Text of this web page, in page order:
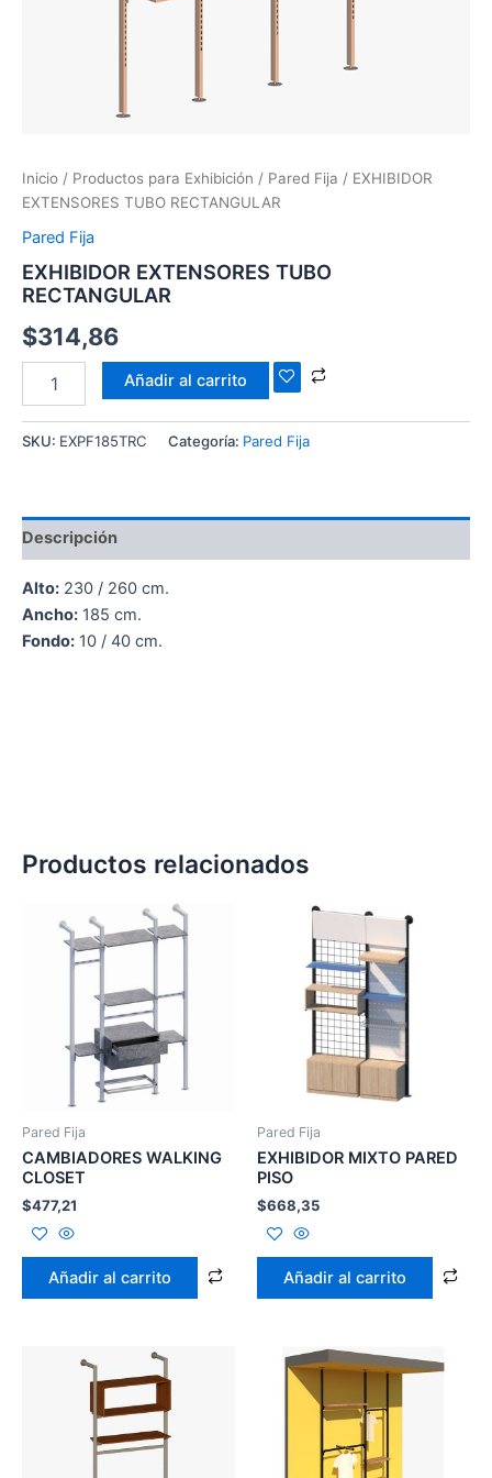
Inicio / Productos para Exhibición / Pared Fija / EXHIBIDOR
EXTENSORES TUBO RECTANGULAR
Pared Fija
EXHIBIDOR EXTENSORES TUBO
RECTANGULAR
$314,86
Añadir al carrito
SKU: EXPF185TRC Categoría: Pared Fija
Descripción
Alto: 230 / 260 cm.
Ancho: 185 cm.
Fondo: 10 / 40 cm.
Productos relacionados
Pared Fija
CAMBIADORES WALKING
CLOSET
$477,21
Añadir al carrito
Pared Fija
EXHIBIDOR MIXTO PARED
PISO
$668,35
Añadir al carrito